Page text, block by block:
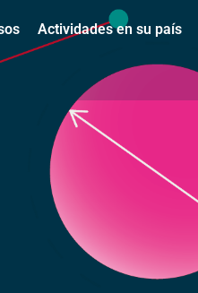
Actividades en su país